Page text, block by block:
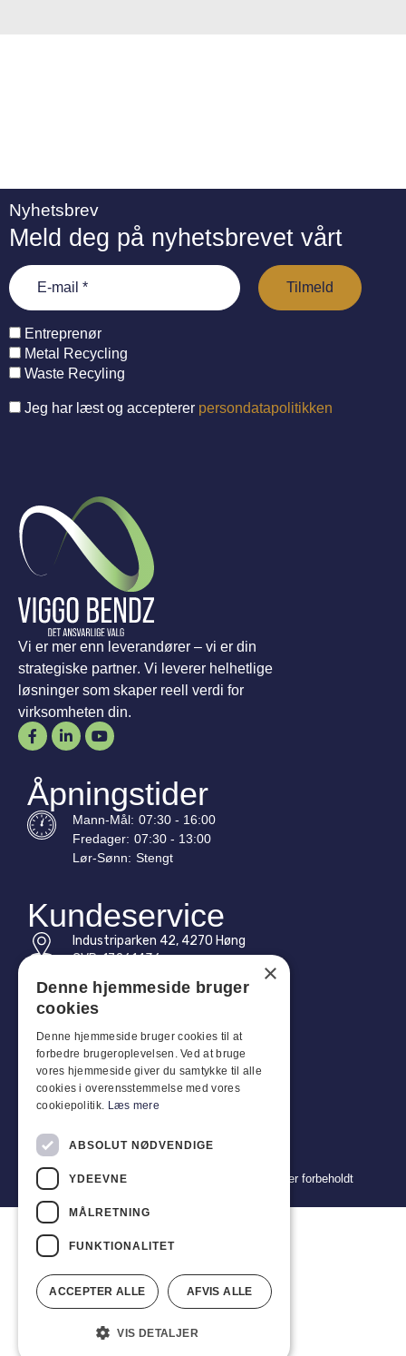
Nyhetsbrev
Meld deg på nyhetsbrevet vårt
Entreprenør
Metal Recycling
Waste Recyling
Jeg har læst og accepterer persondatapolitikken
Vi er mer enn leverandører – vi er din
strategiske partner. Vi leverer helhetlige
løsninger som skaper reell verdi for
virksomheten din.
Åpningstider
Mann-Mål: 07:30 - 16:00
Fredager: 07:30 - 13:00
Lør-Sønn: Stengt
Kundeservice
Industriparken 42, 4270 Høng
CVR: 17261436
Tlf: +45 4396 4122
Quicklinks
Retningslinjer for personvern
Vilkår og betingelser for salg og levering
Copyright 2024 © Viggo Bendz. Alle rettigheter forbeholdt
×
Denne hjemmeside bruger
cookies
Denne hjemmeside bruger cookies til at
forbedre brugeroplevelsen. Ved at bruge
vores hjemmeside giver du samtykke til alle
cookies i overensstemmelse med vores
cookiepolitik. Læs mere
ABSOLUT NØDVENDIGE
YDEEVNE
MÅLRETNING
FUNKTIONALITET
ACCEPTER ALLE AFVIS ALLE
VIS DETALJER